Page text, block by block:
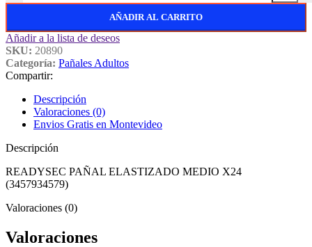
AÑADIR AL CARRITO
Añadir a la lista de deseos
SKU: 20890
Categoría: Pañales Adultos
Compartir:
Descripción
Valoraciones (0)
Envios Gratis en Montevideo
Descripción
READYSEC PAÑAL ELASTIZADO MEDIO X24
(3457934579)
Valoraciones (0)
Valoraciones